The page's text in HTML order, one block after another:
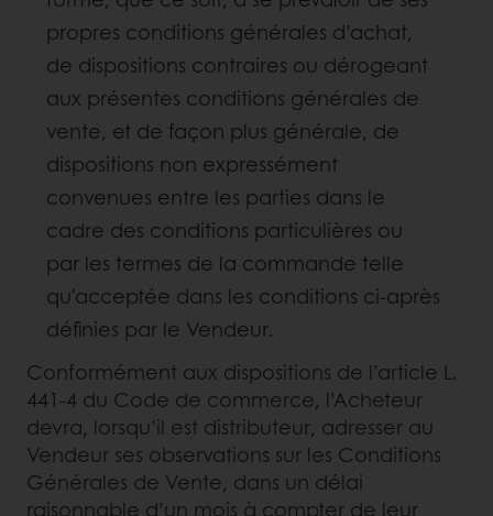
propres conditions générales d’achat,
de dispositions contraires ou dérogeant
aux présentes conditions générales de
vente, et de façon plus générale, de
dispositions non expressément
convenues entre les parties dans le
cadre des conditions particulières ou
par les termes de la commande telle
qu'acceptée dans les conditions ci-après
définies par le Vendeur.
Conformément aux dispositions de l’article L.
441-4 du Code de commerce, l’Acheteur
devra, lorsqu’il est distributeur, adresser au
Vendeur ses observations sur les Conditions
Générales de Vente, dans un délai
raisonnable d’un mois à compter de leur